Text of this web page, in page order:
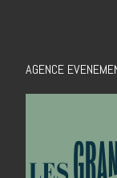
AGENCE